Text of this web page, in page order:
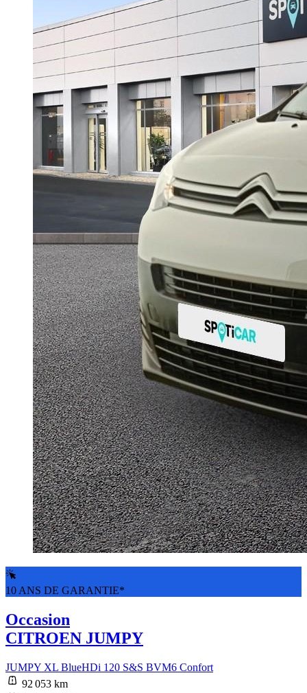
10 ANS DE GARANTIE*
Occasion
CITROEN JUMPY
JUMPY XL BlueHDi 120 S&S BVM6 Confort
92 053 km